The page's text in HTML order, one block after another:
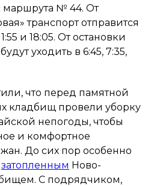
маршрута № 44. От
транспорт отправится
11:55 и 18:05. От остановки
уходить в 6:45, 7:35,
что перед памятной
кладбищ провели уборку
непогоды, чтобы
и комфортное
До сих пор особенно
затопленным Ново-
С подрядчиком,